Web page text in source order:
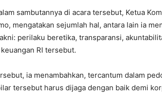
sambutannya di acara tersebut, Ketua
mengatakan sejumlah hal, antara lain ia
perilaku beretika, transparansi,
RI tersebut.
ia menambahkan, tercantum dalam
tersebut harus dijaga dengan baik demi